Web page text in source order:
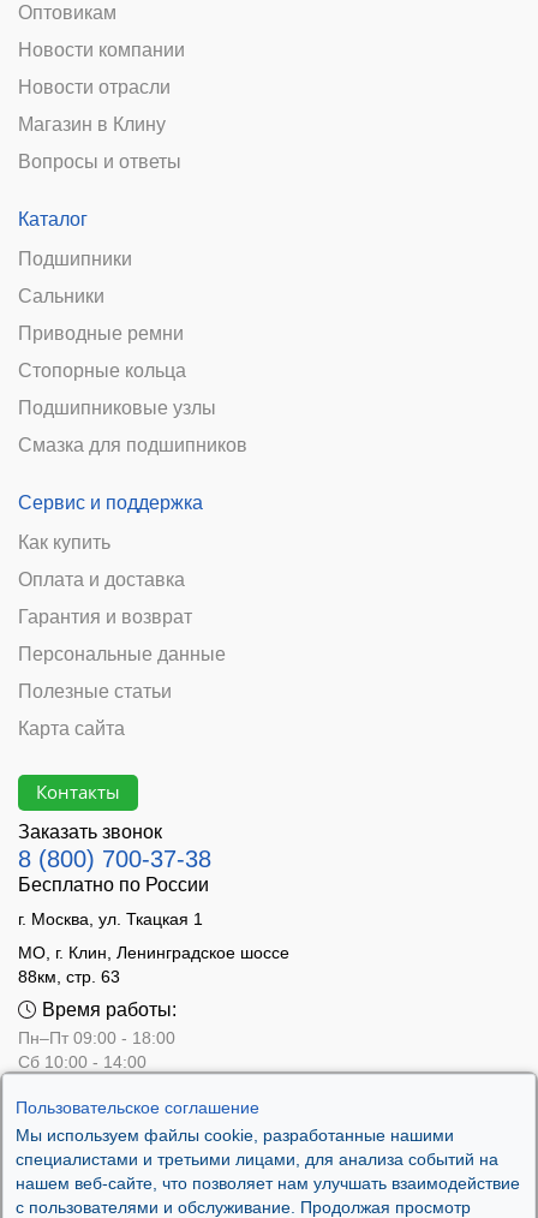
Пользовательское соглашение
Мы используем файлы cookie, разработанные нашими
специалистами и третьими лицами, для анализа событий на
нашем веб-сайте, что позволяет нам улучшать взаимодействие
с пользователями и обслуживание. Продолжая просмотр
Оптовикам
Новости компании
Новости отрасли
Магазин в Клину
Вопросы и ответы
Каталог
Подшипники
Сальники
Приводные ремни
Стопорные кольца
Подшипниковые узлы
Смазка для подшипников
Сервис и поддержка
Как купить
Оплата и доставка
Гарантия и возврат
Персональные данные
Полезные статьи
Карта сайта
Контакты
Заказать звонок
8 (800) 700-37-38
Бесплатно по России
г. Москва, ул. Ткацкая 1
МО, г. Клин, Ленинградское шоссе
88км, стр. 63
Время работы:
Пн–Пт 09:00 - 18:00
Сб 10:00 - 14:00